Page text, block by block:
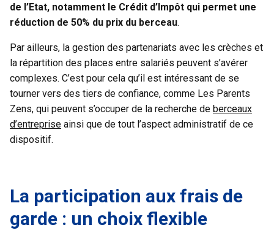
de l’Etat, notamment le Crédit d’Impôt qui permet une
réduction de 50% du prix du berceau.
Par ailleurs, la gestion des partenariats avec les crèches et
la répartition des places entre salariés peuvent s’avérer
complexes. C’est pour cela qu’il est intéressant de se
tourner vers des tiers de confiance, comme Les Parents
Zens, qui peuvent s’occuper de la recherche de berceaux
d’entreprise ainsi que de tout l’aspect administratif de ce
dispositif.
La participation aux frais de
garde : un choix flexible